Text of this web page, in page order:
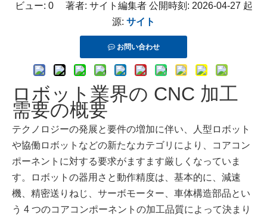
ビュー: 0著者: サイト編集者 公開時刻: 2026-04-27 起
源: サイト
お問い合わせ
ロボット業界の CNC 加工
需要の概要
テクノロジーの発展と要件の増加に伴い、人型ロボット
や協働ロボットなどの新たなカテゴリにより、コアコン
ポーネントに対する要求がますます厳しくなっていま
す。ロボットの器用さと動作精度は、基本的に、減速
機、精密送りねじ、サーボモーター、車体構造部品とい
う 4 つのコアコンポーネントの加工品質によって決まり